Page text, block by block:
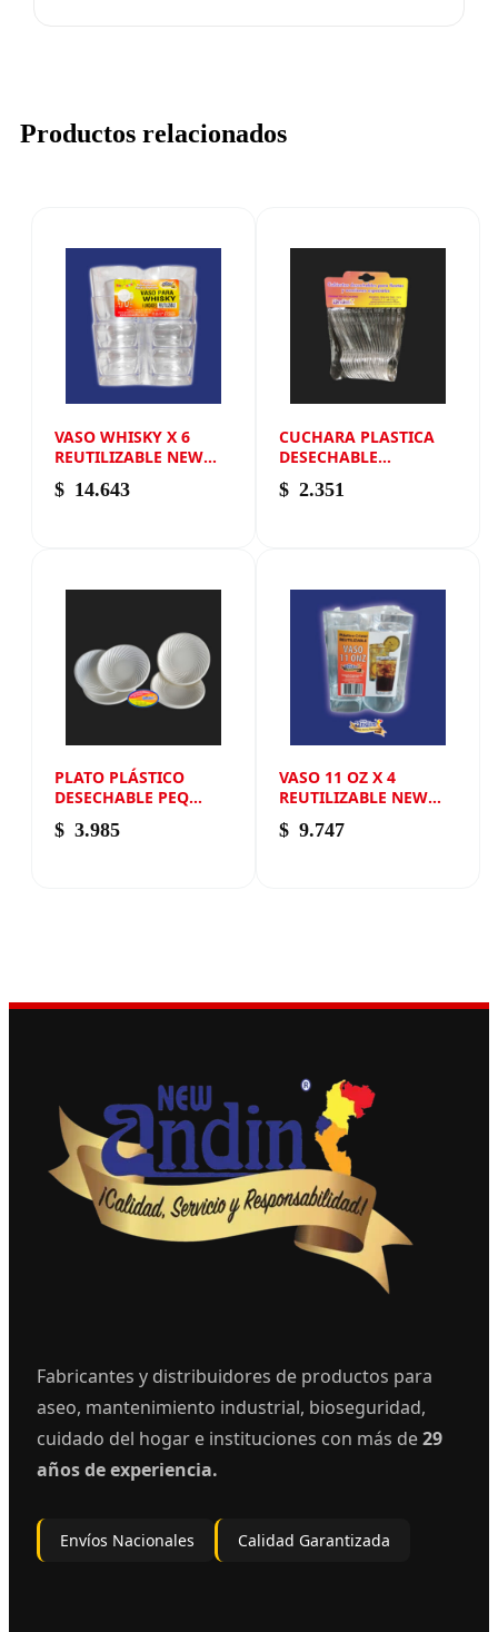
Productos relacionados
VASO WHISKY X 6
REUTILIZABLE NEW
ANDIN
$ 14.643
CUCHARA PLASTICA
DESECHABLE
TRANSPARENTE X 20
NEW ANDIN
$ 2.351
PLATO PLÁSTICO
DESECHABLE PEQ
PONQUE PAQUETE X
20
$ 3.985
VASO 11 OZ X 4
REUTILIZABLE NEW
ANDIN
$ 9.747
Fabricantes y distribuidores de productos para
aseo, mantenimiento industrial, bioseguridad,
cuidado del hogar e instituciones con más de29
años de experiencia.
Envíos Nacionales Calidad Garantizada